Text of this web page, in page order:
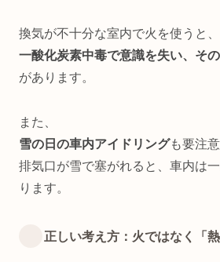
換気が不十分な室内で火を使うと、
一酸化炭素中毒で意識を失い、そ
があります。
また、
雪の日の車内アイドリングも要注意
排気口が雪で塞がれると、車内は
ります。
正しい考え方：火ではなく「熱